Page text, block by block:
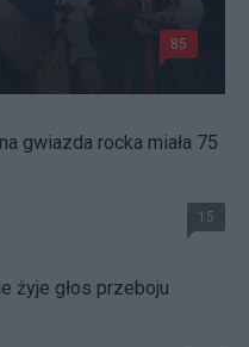
85
gwiazda rocka miała 75
15
żyje głos przeboju